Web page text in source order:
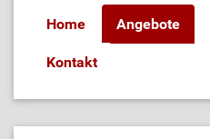
Home Angebote
Kontakt